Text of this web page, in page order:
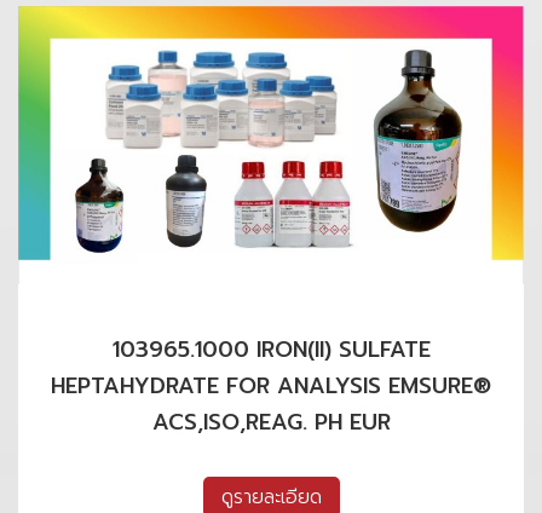
103965.1000 IRON(II) SULFATE
HEPTAHYDRATE FOR ANALYSIS EMSURE®
ACS,ISO,REAG. PH EUR
ดูรายละเอียด